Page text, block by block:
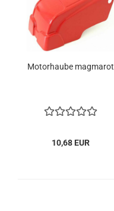
Motorhaube magmarot
10,68 EUR